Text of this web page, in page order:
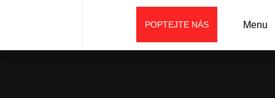
Menu
POPTEJTE NÁS